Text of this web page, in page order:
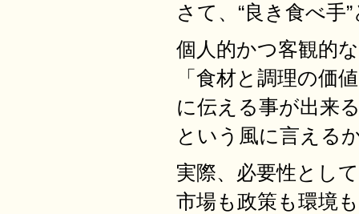
さて、“良き食べ
個人的かつ客観的
「食材と調理の価
に伝える事が出来
という風に言える
実際、必要性とし
市場も政策も環境